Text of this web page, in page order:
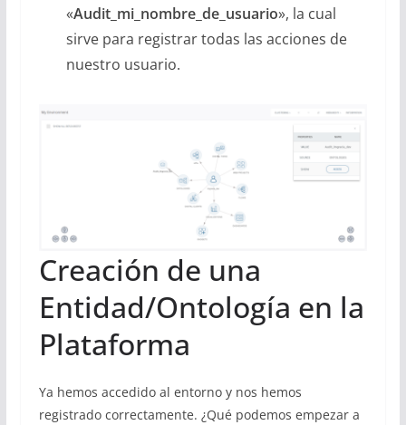
«Audit_mi_nombre_de_usuario», la cual
sirve para registrar todas las acciones de
nuestro usuario.
Creación de una
Entidad/Ontología en la
Plataforma
Ya hemos accedido al entorno y nos hemos
registrado correctamente. ¿Qué podemos empezar a